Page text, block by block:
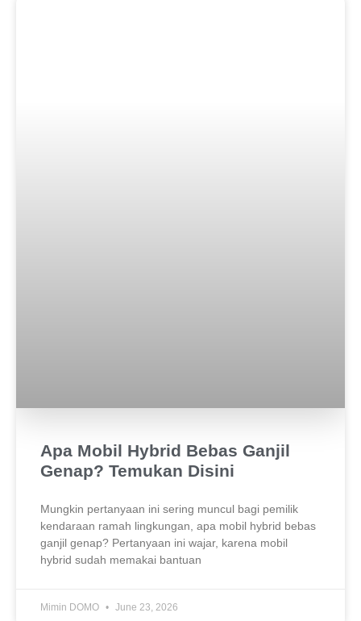
Apa Mobil Hybrid Bebas Ganjil
Genap? Temukan Disini
Mungkin pertanyaan ini sering muncul bagi pemilik
kendaraan ramah lingkungan, apa mobil hybrid bebas
ganjil genap? Pertanyaan ini wajar, karena mobil
hybrid sudah memakai bantuan
Mimin DOMO June 23, 2026